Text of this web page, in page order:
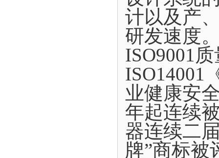
计以及产
研发速度
ISO9001
ISO14001
业健康安
年起连续
器连续二
牌”商标被